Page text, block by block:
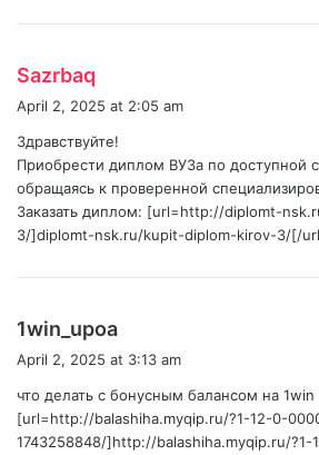
Sazrbaq
a
s
:
April 2, 2025 at 2:05 am
Здравствуйте!
Приобрести диплом ВУЗа по доступной
обращаясь к проверенной
Заказать диплом: [url=http://diplomt-
3/]diplomt-nsk.ru/kupit-diplom-kirov-3/[/
1win_upoa
s
:
April 2, 2025 at 3:13 am
что делать с бонусным балансом на 1win
[url=http://balashiha.myqip.ru/?1-12-0-
1743258848/]http://balashiha.myqip.ru/